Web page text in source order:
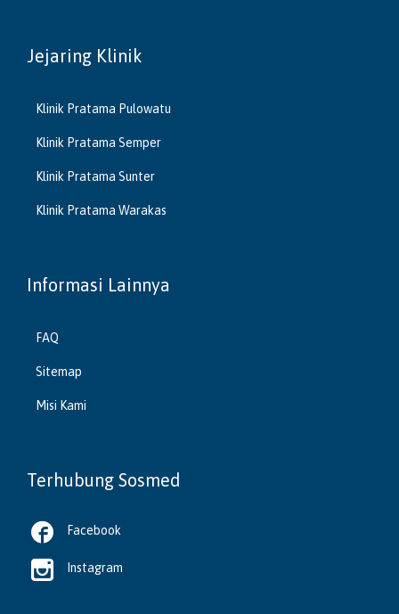
Jejaring Klinik
Klinik Pratama Pulowatu
Klinik Pratama Semper
Klinik Pratama Sunter
Klinik Pratama Warakas
Informasi Lainnya
FAQ
Sitemap
Misi Kami
Terhubung Sosmed
 Facebook
 Instagram